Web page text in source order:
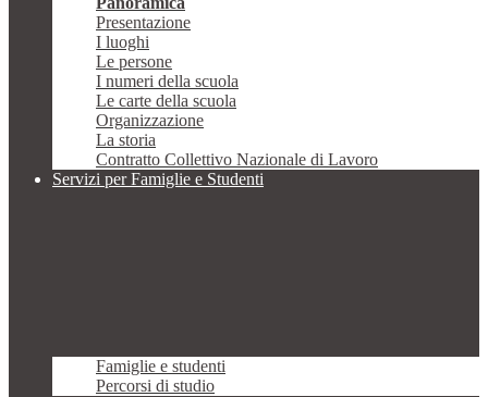
Presentazione
I luoghi
Le persone
I numeri della scuola
Le carte della scuola
Organizzazione
La storia
Contratto Collettivo Nazionale di Lavoro
Servizi per Famiglie e Studenti
Famiglie e studenti
Percorsi di studio